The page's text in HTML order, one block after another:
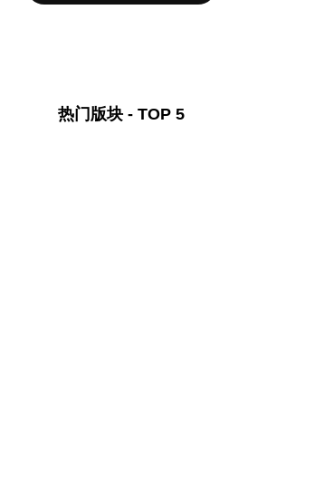
热门版块 - TOP 5